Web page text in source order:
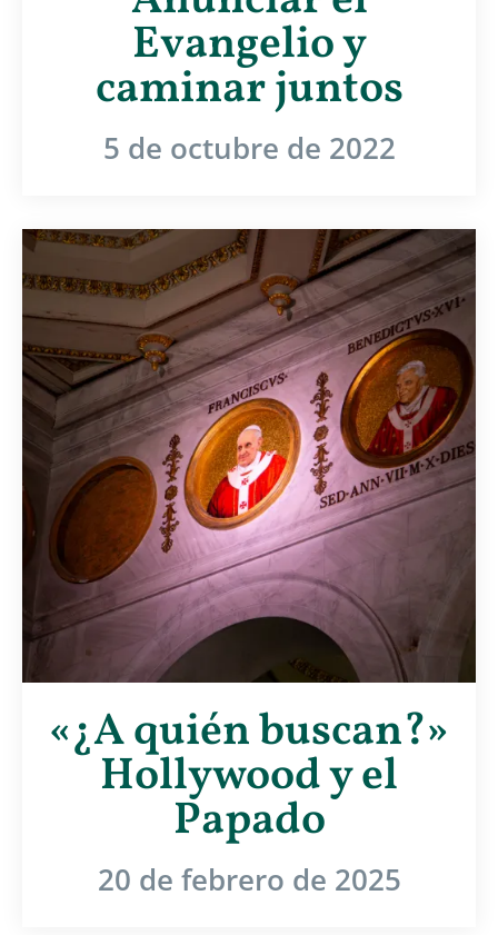
Evangelio y
caminar juntos
5 de octubre de 2022
«¿A quién buscan?»
Hollywood y el
Papado
20 de febrero de 2025